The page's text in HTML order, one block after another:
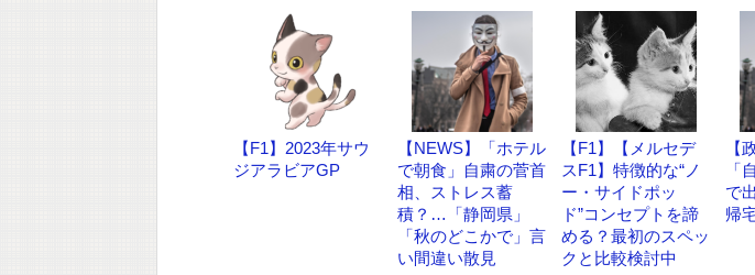
【F1】2023年サウ
ジアラビアGP
【NEWS】「ホテル
で朝食」自粛の菅首
相、ストレス蓄
積？…「静岡県」
「秋のどこかで」言
い間違い散見
【F1】【メルセデ
スF1】特徴的な“ノ
ー・サイドポッ
ド”コンセプトを諦
める？最初のスペッ
クと比較検討中
【
「
で
帰